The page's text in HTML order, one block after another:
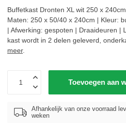
Buffetkast Dronten XL wit 250 x
Maten: 250 x 50/40 x 240cm | Kleur:
| Afwerking: gespoten | Draaideuren |
kast wordt in 2 delen geleverd,
meer.
Toevoegen aan
Afhankelijk van onze voorraad
weken